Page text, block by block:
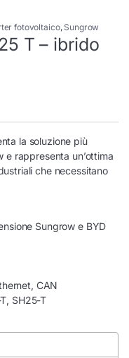
fotovoltaico, Sungrow
T – ibrido
la soluzione più
rappresenta un’ottima
che necessitano
Sungrow e BYD
CAN
SH25-T